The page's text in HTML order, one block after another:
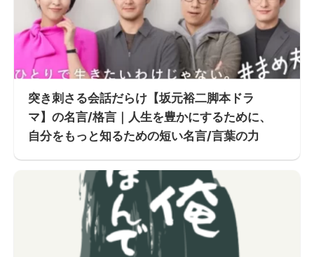
突き刺さる会話だらけ【坂元裕二脚本ドラ
マ】の名言/格言｜人生を豊かにするために、
自分をもっと知るための短い名言/言葉の力